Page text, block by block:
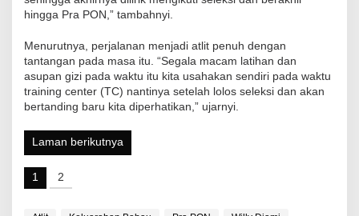
hingga Pra PON,” tambahnyi.
Menurutnya, perjalanan menjadi atlit penuh dengan
tantangan pada masa itu. “Segala macam latihan dan
asupan gizi pada waktu itu kita usahakan sendiri pada waktu
training center (TC) nantinya setelah lolos seleksi dan akan
bertanding baru kita diperhatikan,” ujarnyi.
Laman berikutnya
1 2